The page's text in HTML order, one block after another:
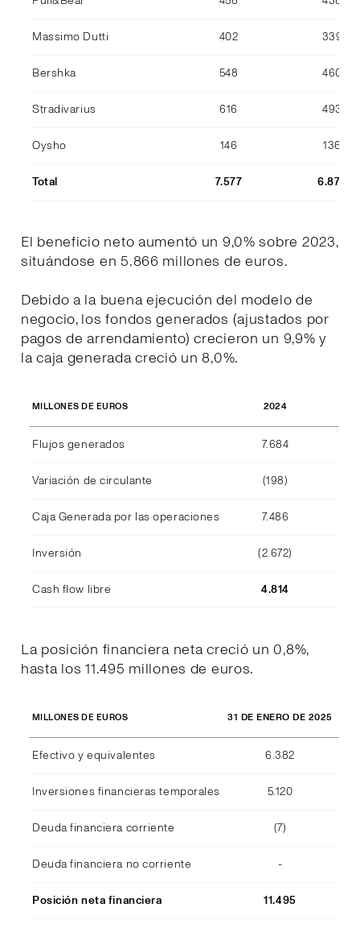
Massimo Dutti 402 339
Bershka 548 460
Stradivarius 616 493
Oysho 146 136
Total 7.577 6.870
El beneficio neto aumentó un 9,0% sobre 2023,
situándose en 5.866 millones de euros.
Debido a la buena ejecución del modelo de
negocio, los fondos generados (ajustados por
pagos de arrendamiento) crecieron un 9,9% y
la caja generada creció un 8,0%.
MILLONES DE EUROS 2024
Flujos generados 7.684
Variación de circulante (198)
Caja Generada por las operaciones 7.486
Inversión (2.672)
Cash flow libre 4.814
La posición financiera neta creció un 0,8%,
hasta los 11.495 millones de euros.
MILLONES DE EUROS 31 DE ENERO DE 2025
Efectivo y equivalentes 6.382
Inversiones financieras temporales 5.120
Deuda financiera corriente (7)
Deuda financiera no corriente -
Posición neta financiera 11.495